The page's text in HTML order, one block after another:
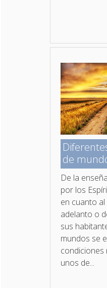
de
De la
por los
en cuanto
adelanto o
sus
mundos se
condiciones
unos de...